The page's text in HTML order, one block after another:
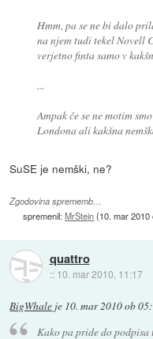
Hmm, pa se ne bi dalo
na njem tudi tekel Novell
verjetno finta samo v
...
Ampak če se ne motim
Londona ali kakšna
SuSE je nemški, ne?
Zgodovina sprememb…
spremenil:MrStein(10. mar 2010
quattro
:: 10. mar 2010, 11:17
BigWhale je 10. mar 2010 ob
Kako pa pride do podpisa